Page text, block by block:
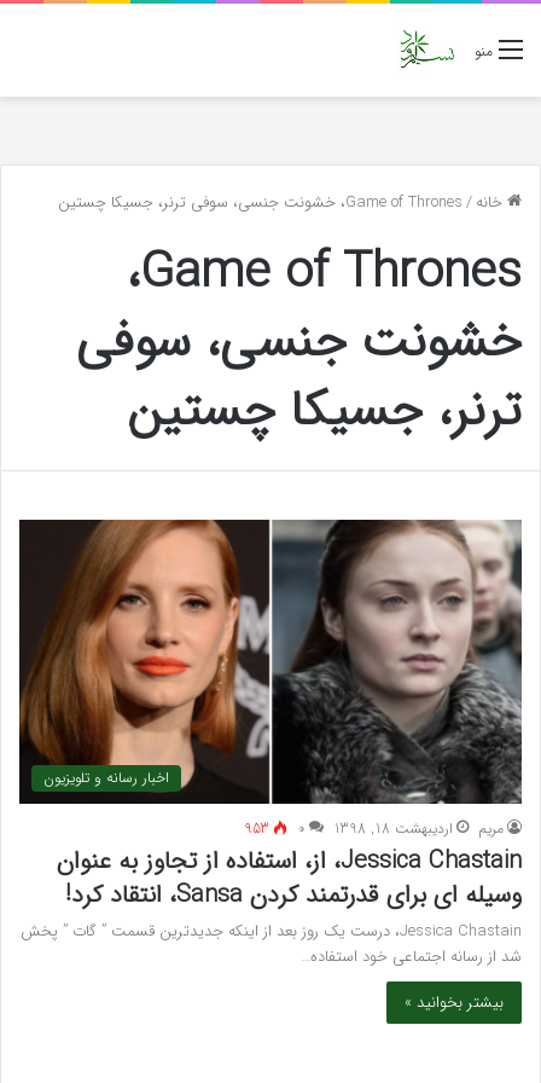
منو
خانه/Game of Thrones، خشونت جنسی، سوفی ترنر، جسیکا چستین
Game of Thrones،
خشونت جنسی، سوفی
ترنر، جسیکا چستین
اخبار رسانه و تلویزیون
مريم اردیبهشت 18, 1398 ۰ 953
Jessica Chastain، از، استفاده از تجاوز به عنوان
وسیله ای برای قدرتمند کردن Sansa، انتقاد کرد!
Jessica Chastain، درست یک روز بعد از اینکه جدیدترین قسمت ” گات ” پخش
شد از رسانه اجتماعی خود استفاده…
بیشتر بخوانید »